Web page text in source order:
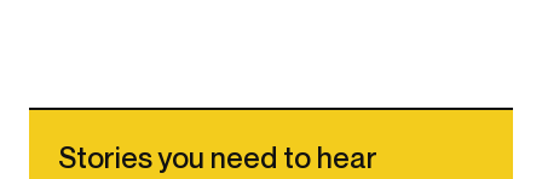
Stories you need to hear